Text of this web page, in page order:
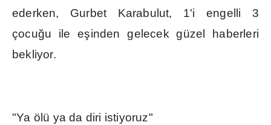
ederken, Gurbet Karabulut, 1'i engelli 3
çocuğu ile eşinden gelecek güzel haberleri
bekliyor.
"Ya ölü ya da diri istiyoruz"